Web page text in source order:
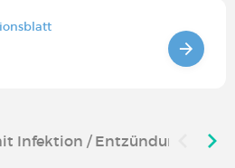
Infektion / Entzündung /